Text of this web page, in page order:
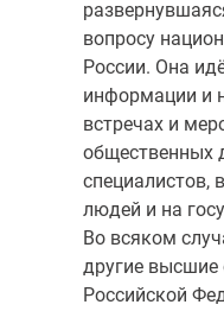
вопросу
России. Она
информации и
встречах и
общественных
специалистов,
людей и на
Во всяком
другие
Российской